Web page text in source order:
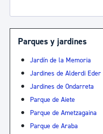
Parques y jardines
Jardín de la Memoria
Jardines de Alderdi Eder
Jardines de Ondarreta
Parque de Aiete
Parque de Ametzagaina
Parque de Araba